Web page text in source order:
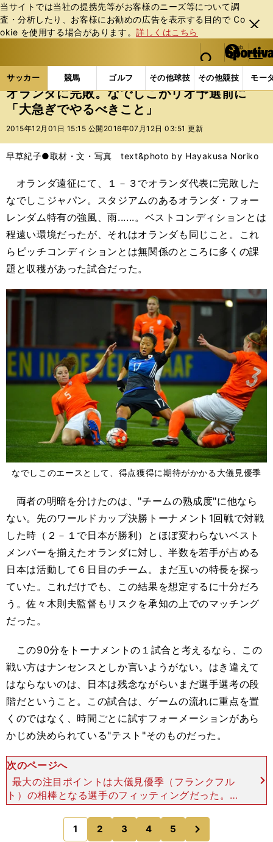
当サイトでは当社の提携先等がお客様のニーズ等について調
査・分析したり、お客様にお勧めの広告を表⽰する⽬的で Co
okie を使⽤する場合があります。詳しくはこちら
閉じ
る
web Sportiva (webスポルティーバ)
検索
マイペ
ー
ジ
メニュ
サッカー 競馬 ゴルフ その他球技 その他競技 モー
ス
ポ
ル
バ
サッカーの記事一覧 サッカー代表 なでしこジャパ
オランダに完敗。なでしこがリオ予選前に
「大急ぎでやるべきこと」
2015年12月01日 15:15 公開 2016年07月12日 03:51 更新
早草紀子●取材・文・写真 text&photo by Hayakusa Noriko
オランダ遠征にて、１－３でオランダ代表に完敗した
なでしこジャパン。スタジアムのあるオランダ・フォー
レンダム特有の強風、雨......。ベストコンディションとは
程遠い環境だったが、それはオランダも同じこと。これ
らピッチコンディションとは無関係のところに多くの課
題と収穫があった試合だった。
なでしこのエースとして、得点獲得に期待がかかる大儀見優季
両者の明暗を分けたのは、"チームの熟成度"に他なら
ない。先のワールドカップ決勝トーナメント1回戦で対戦
した時（２－１で日本が勝利）とほぼ変わらないベスト
メンバーを揃えたオランダに対し、半数を若手が占める
日本は活動して６日目のチーム。まだ互いの特長を探っ
ていた。これだけでも、この結果を想定するに十分だろ
う。佐々木則夫監督もリスクを承知の上でのマッチング
だった。
この90分をトーナメントの１試合と考えるなら、この
戦い方はナンセンスとしか言いようがない。はき違えて
はならないのは、日本は残念ながらいまだ選手選考の段
階だということ。この試合は、ゲームの流れに重点を置
くのではなく、時間ごとに試すフォーメーションがあら
かじめ決められている"テスト"そのものだった。
次のページへ
最大の注目ポイントは大儀見優季（フランクフル
ト）の相棒となる選手のフィッティングだった。前
半の序盤は、オランダで初めて組んだ有町紗央里
（ベガルタ仙台）とのタッグ。ぎこちなさは拭えな
いが、有町が大儀見の
1 2 3 4 5
のページへ